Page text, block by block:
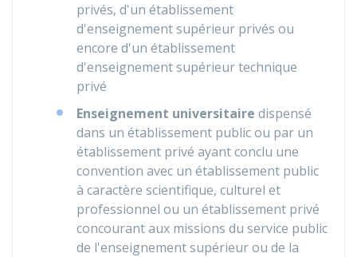
privés, d'un établissement
d'enseignement supérieur privés ou
encore d'un établissement
d'enseignement supérieur technique
privé
Enseignement universitaire dispensé
dans un établissement public ou par un
établissement privé ayant conclu une
convention avec un établissement public
à caractère scientifique, culturel et
professionnel ou un établissement privé
concourant aux missions du service public
de l'enseignement supérieur ou de la